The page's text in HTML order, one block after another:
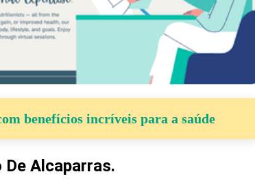
benefícios incríveis para a saúde
De Alcaparras.